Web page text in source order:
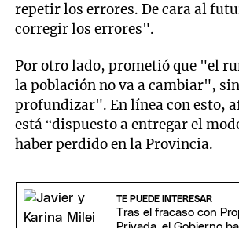
repetir los errores. De cara al
corregir los errores".
Por otro lado, prometió que "el
la población no va a cambiar",
profundizar". En línea con esto,
está “dispuesto a entregar el
haber perdido en la Provincia.
TE PUEDE INTERESAR
Tras el fracaso con